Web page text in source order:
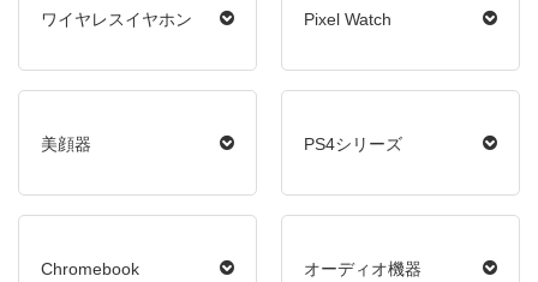
ワイヤレスイヤホン Pixel Watch
美顔器 PS4シリーズ
Chromebook オーディオ機器